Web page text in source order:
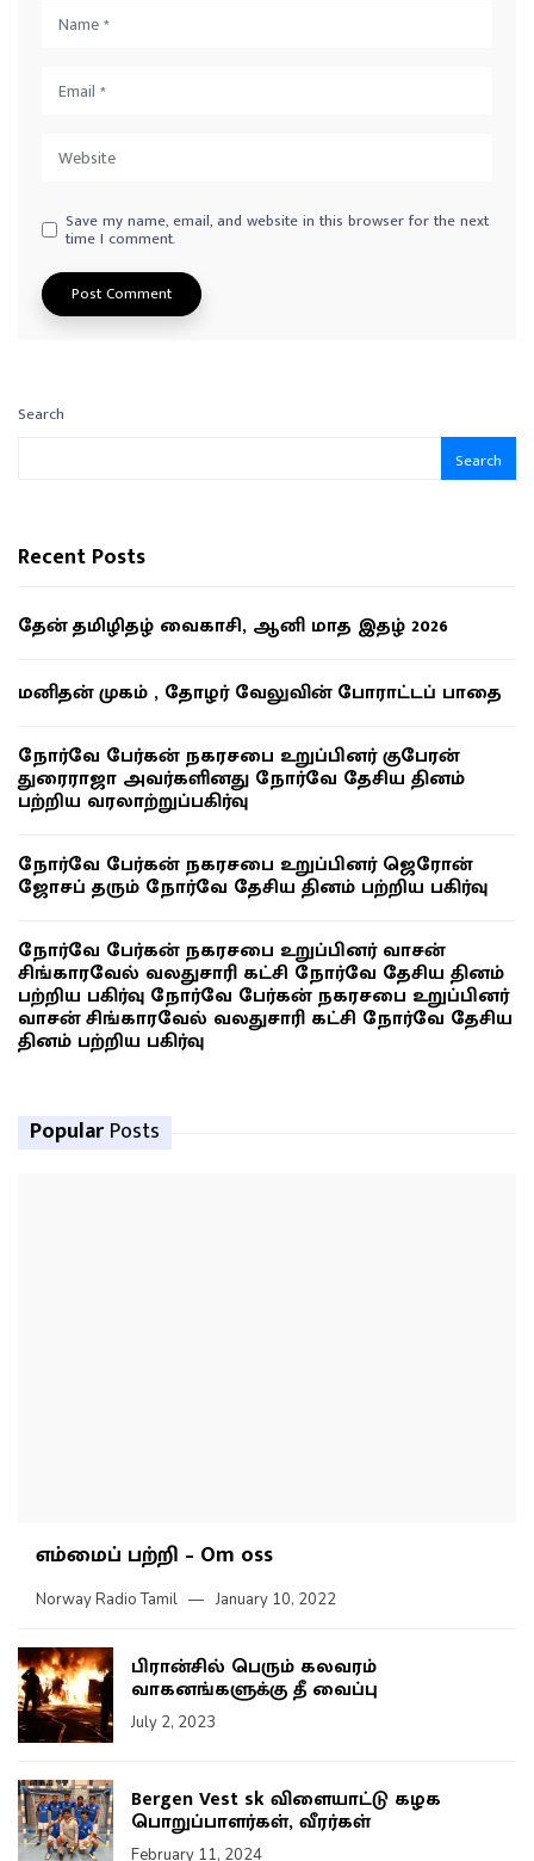
Save my name, email, and website in this browser for the next
time I comment.
Search
Search
Recent Posts
தேன் தமிழிதழ் வைகாசி, ஆனி மாத இதழ் 2026
மனிதன் முகம் , தோழர் வேலுவின் போராட்டப் பாதை
நோர்வே பேர்கன் நகரசபை உறுப்பினர் குபேரன்
துரைராஜா அவர்களினது நோர்வே தேசிய தினம்
பற்றிய வரலாற்றுப்பகிர்வு
நோர்வே பேர்கன் நகரசபை உறுப்பினர் ஜெரோன்
ஜோசப் தரும் நோர்வே தேசிய தினம் பற்றிய பகிர்வு
நோர்வே பேர்கன் நகரசபை உறுப்பினர் வாசன்
சிங்காரவேல் வலதுசாரி கட்சி நோர்வே தேசிய தினம்
பற்றிய பகிர்வு நோர்வே பேர்கன் நகரசபை உறுப்பினர்
வாசன் சிங்காரவேல் வலதுசாரி கட்சி நோர்வே தேசிய
தினம் பற்றிய பகிர்வு
Popular Posts
எம்மைப் பற்றி – Om oss
Norway Radio Tamil January 10, 2022
பிரான்சில் பெரும் கலவரம்
வாகனங்களுக்கு தீ வைப்பு
July 2, 2023
Bergen Vest sk விளையாட்டு கழக
பொறுப்பாளர்கள், வீரர்கள்
February 11, 2024